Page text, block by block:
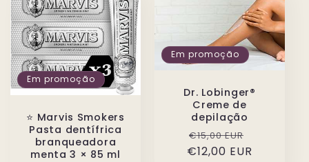
Em promoção
⭐️ Marvis Smokers
Pasta dentífrica
branqueadora
menta 3 × 85 ml
Em promoção
Dr. Lobinger®
Creme de
depilação
Preço
normal
€15,00 EUR
de
€12,00 EUR